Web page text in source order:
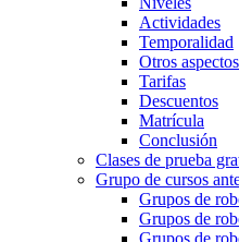
Actividades
Temporalidad
Otros
Tarifas
Descuentos
Matrícula
Conclusión
Clases de prueba
Grupo de cursos
Grupos de
Grupos de
Grupos de